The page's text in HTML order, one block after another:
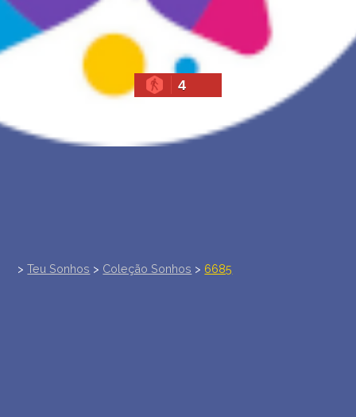
POLÍTICA DE PRIVACIDADE
TERMOS DE USO
4
>Teu Sonhos > Coleção Sonhos > 6685